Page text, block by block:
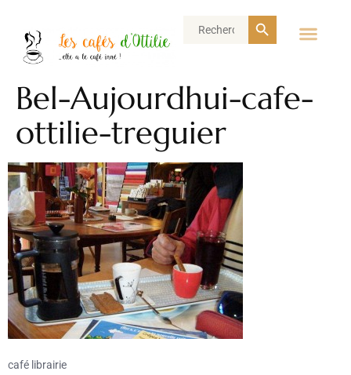
Search
Search Button
Bel-Aujourdhui-cafe-
ottilie-treguier
café librairie